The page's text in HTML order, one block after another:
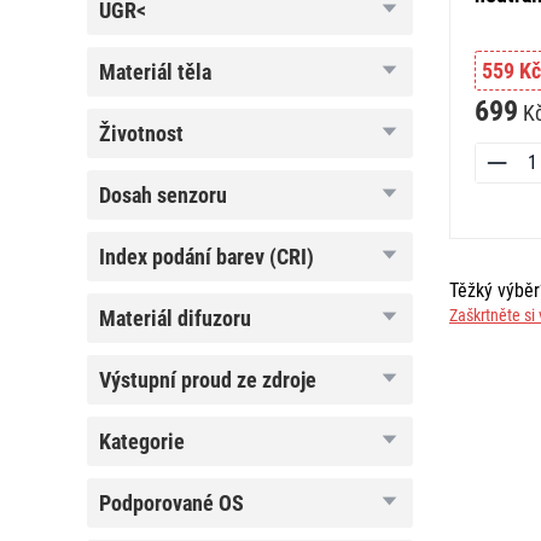
UGR<
UGR<
materiál
materiál těla
životnost
životnost
dosah
dosah senzoru
index
(CRI)
index podání barev (CRI)
materiál
materiál difuzoru
výstupní
proud
zdroje
výstupní proud ze zdroje
kategorie
kategorie
podporované
podporované OS
559 Kč
699
Těžký
Zaškrtněte si